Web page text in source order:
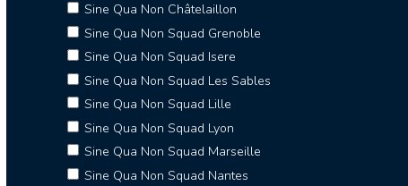
Sine Qua Non Châtelaillon
Sine Qua Non Squad Grenoble
Sine Qua Non Squad Isere
Sine Qua Non Squad Les Sables
Sine Qua Non Squad Lille
Sine Qua Non Squad Lyon
Sine Qua Non Squad Marseille
Sine Qua Non Squad Nantes